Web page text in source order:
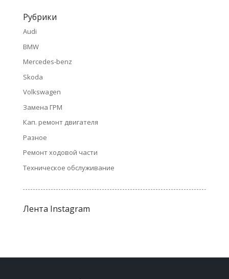
Рубрики
Audi
BMW
Mercedes-benz
Skoda
Volkswagen
Замена ГРМ
Кап. ремонт двигателя
Разное
Ремонт ходовой части
Техническое обслуживание
Лента Instagram